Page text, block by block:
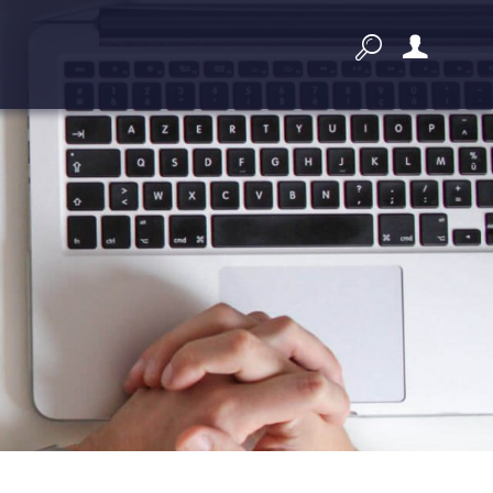
 
postępowania
Złóż ofertę
Dodatkowe narzędzia do pracy z
zamówieniami publicznymi
Wyszukiwarka zagranicznych
przetargów